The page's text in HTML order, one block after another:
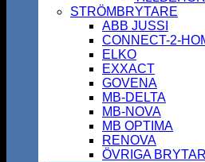
STRÖMBRYTARE
ABB JUSSI
CONNECT-2-
ELKO
EXXACT
GOVENA
MB-DELTA
MB-NOVA
MB OPTIMA
RENOVA
ÖVRIGA